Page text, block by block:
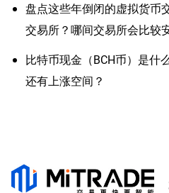
盘点这些年倒闭的虚拟货币
交易所？哪间交易所会比较
比特币现金（BCH币）是什
还有上涨空间？